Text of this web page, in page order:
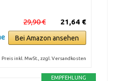
21,64 €
29,90 €
Bei Amazon ansehen
Preis inkl. MwSt., zzgl. Versandkosten
EMPFEHLUNG